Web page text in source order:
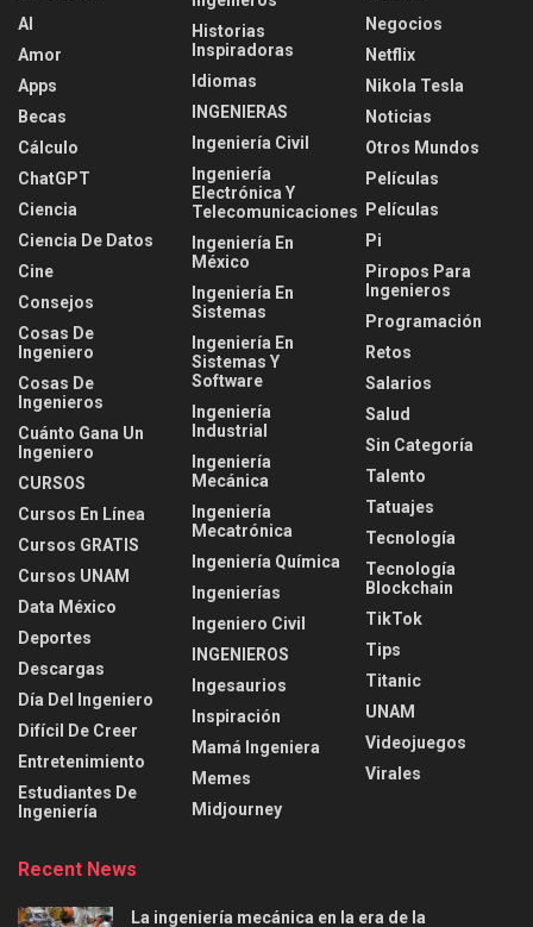
AI
Amor
Apps
Becas
Cálculo
ChatGPT
Ciencia
Ciencia De Datos
Cine
Consejos
Cosas De
Ingeniero
Cosas De
Ingenieros
Cuánto Gana Un
Ingeniero
CURSOS
Cursos En Línea
Cursos GRATIS
Cursos UNAM
Data México
Deportes
Descargas
Día Del Ingeniero
Difícil De Creer
Entretenimiento
Estudiantes De
Ingeniería
Historias
Inspiradoras
Idiomas
INGENIERAS
Ingeniería Civil
Ingeniería
Electrónica Y
Telecomunicaciones
Ingeniería En
México
Ingeniería En
Sistemas
Ingeniería En
Sistemas Y
Software
Ingeniería
Industrial
Ingeniería
Mecánica
Ingeniería
Mecatrónica
Ingeniería Química
Ingenierías
Ingeniero Civil
INGENIEROS
Ingesaurios
Inspiración
Mamá Ingeniera
Memes
Midjourney
Negocios
Netflix
Nikola Tesla
Noticias
Otros Mundos
Películas
Películas
Pi
Piropos Para
Ingenieros
Programación
Retos
Salarios
Salud
Sin Categoría
Talento
Tatuajes
Tecnología
Tecnología
Blockchain
TikTok
Tips
Titanic
UNAM
Videojuegos
Virales
Recent News
La ingeniería mecánica en la era de la